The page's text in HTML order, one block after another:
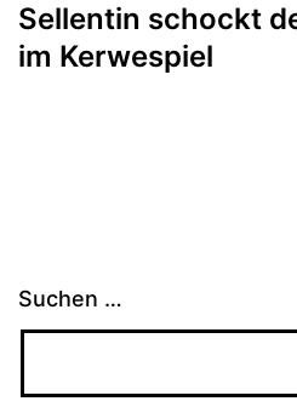
Sellentin schockt
im Kerwespiel
Suchen …